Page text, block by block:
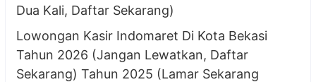
Dua Kali, Daftar Sekarang)
Lowongan Kasir Indomaret Di Kota Bekasi
Tahun 2026 (Jangan Lewatkan, Daftar
Sekarang) Tahun 2025 (Lamar Sekarang